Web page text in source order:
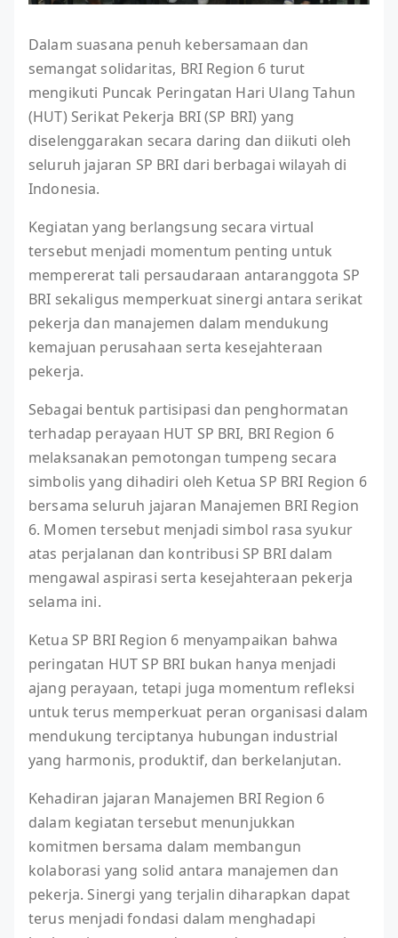
Dalam suasana penuh kebersamaan dan
semangat solidaritas, BRI Region 6 turut
mengikuti Puncak Peringatan Hari Ulang Tahun
(HUT) Serikat Pekerja BRI (SP BRI) yang
diselenggarakan secara daring dan diikuti oleh
seluruh jajaran SP BRI dari berbagai wilayah di
Indonesia.
Kegiatan yang berlangsung secara virtual
tersebut menjadi momentum penting untuk
mempererat tali persaudaraan antaranggota SP
BRI sekaligus memperkuat sinergi antara serikat
pekerja dan manajemen dalam mendukung
kemajuan perusahaan serta kesejahteraan
pekerja.
Sebagai bentuk partisipasi dan penghormatan
terhadap perayaan HUT SP BRI, BRI Region 6
melaksanakan pemotongan tumpeng secara
simbolis yang dihadiri oleh Ketua SP BRI Region 6
bersama seluruh jajaran Manajemen BRI Region
6. Momen tersebut menjadi simbol rasa syukur
atas perjalanan dan kontribusi SP BRI dalam
mengawal aspirasi serta kesejahteraan pekerja
selama ini.
Ketua SP BRI Region 6 menyampaikan bahwa
peringatan HUT SP BRI bukan hanya menjadi
ajang perayaan, tetapi juga momentum refleksi
untuk terus memperkuat peran organisasi dalam
mendukung terciptanya hubungan industrial
yang harmonis, produktif, dan berkelanjutan.
Kehadiran jajaran Manajemen BRI Region 6
dalam kegiatan tersebut menunjukkan
komitmen bersama dalam membangun
kolaborasi yang solid antara manajemen dan
pekerja. Sinergi yang terjalin diharapkan dapat
terus menjadi fondasi dalam menghadapi